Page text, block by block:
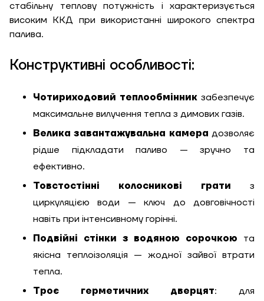
стабільну теплову потужність і характеризується
високим ККД при використанні широкого спектра
палива.
Конструктивні особливості:
Чотириходовий теплообмінник забезпечує
максимальне вилучення тепла з димових газів.
Велика завантажувальна камера дозволяє
рідше підкладати паливо — зручно та
ефективно.
Товстостінні колосникові грати з
циркуляцією води — ключ до довговічності
навіть при інтенсивному горінні.
Подвійні стінки з водяною сорочкою та
якісна теплоізоляція — жодної зайвої втрати
тепла.
Троє герметичних дверцят: для